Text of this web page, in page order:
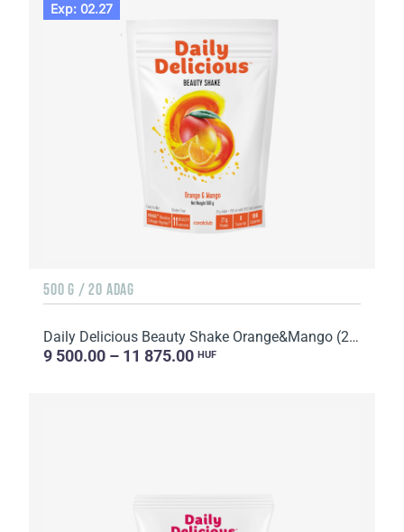
Exp: 02.27
500 G / 20 ADAG
Daily Delicious Beauty Shake Orange&Mango (211800)
9 500.00 – 11 875.00 HUF